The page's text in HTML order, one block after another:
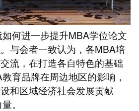
何进一步提升MBA学位论文
与会者一致认为，各MBA培
流，在打造各自特色的基础
育品牌在周边地区的影响，
和区域经济社会发展贡献
。